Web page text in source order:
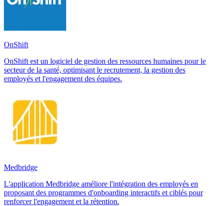
OnShift
OnShift est un logiciel de gestion des ressources humaines pour le
secteur de la santé, optimisant le recrutement, la gestion des
employés et l'engagement des équipes.
Medbridge
L'application Medbridge améliore l'intégration des employés en
proposant des programmes d'onboarding interactifs et ciblés pour
renforcer l'engagement et la rétention.